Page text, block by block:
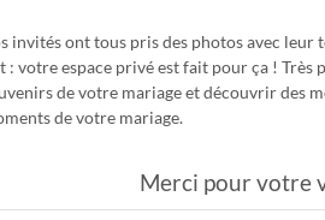
invités ont tous pris des photos avec leur
: votre espace privé est fait pour ça ! Très
de votre mariage et découvrir des
de votre mariage.
Merci pour votre